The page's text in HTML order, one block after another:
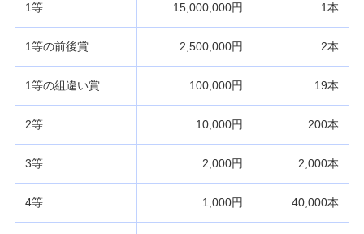
1等 15,000,000円 1本
1等の前後賞 2,500,000円 2本
1等の組違い賞 100,000円 19本
2等 10,000円 200本
3等 2,000円 2,000本
4等 1,000円 40,000本